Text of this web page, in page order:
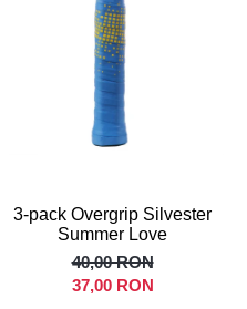
3-pack Overgrip Silvester
Summer Love
40,00 RON
37,00 RON